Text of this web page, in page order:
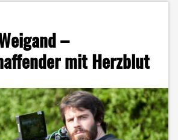
–
mit Herzblut